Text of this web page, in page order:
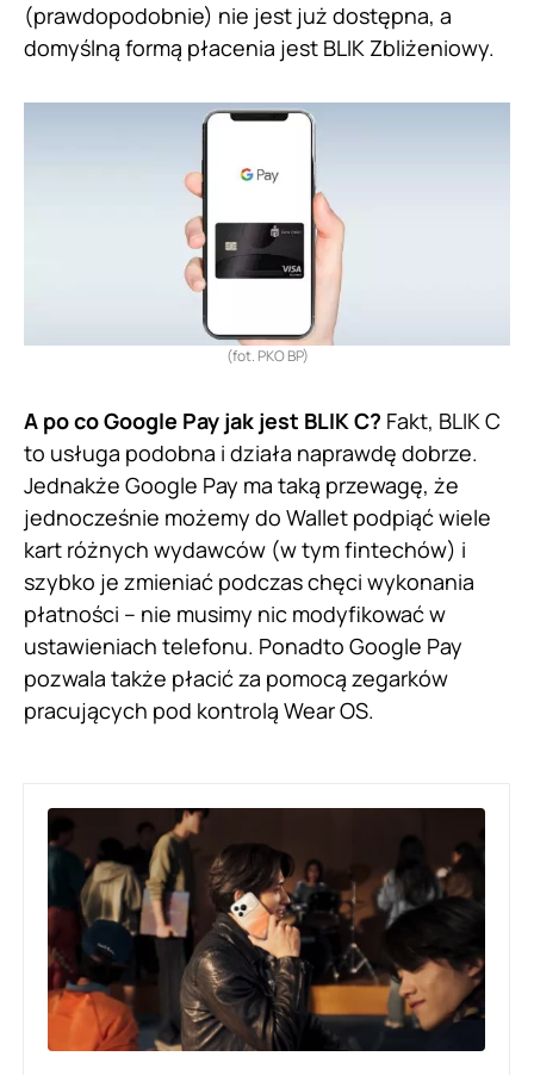
(prawdopodobnie) nie jest już dostępna, a
domyślną formą płacenia jest BLIK Zbliżeniowy.
(fot. PKO BP)
A po co Google Pay jak jest BLIK C? Fakt, BLIK C
to usługa podobna i działa naprawdę dobrze.
Jednakże Google Pay ma taką przewagę, że
jednocześnie możemy do Wallet podpiąć wiele
kart różnych wydawców (w tym fintechów) i
szybko je zmieniać podczas chęci wykonania
płatności – nie musimy nic modyfikować w
ustawieniach telefonu. Ponadto Google Pay
pozwala także płacić za pomocą zegarków
pracujących pod kontrolą Wear OS.